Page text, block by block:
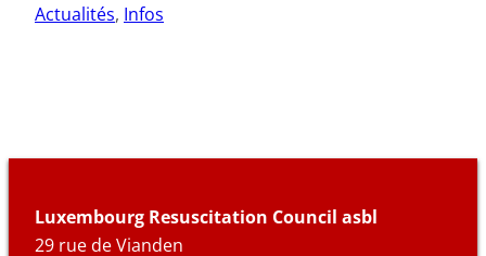
Actualités, Infos
Luxembourg Resuscitation Council asbl
29 rue de Vianden